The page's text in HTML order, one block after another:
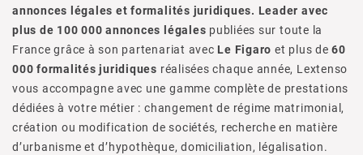
annonces légales et formalités juridiques. Leader avec
plus de 100 000 annonces
légales publiées sur toute la
France grâce à son partenariat avec Le Figaro et plus de60
000 formalités juridiques réalisées chaque année, Lextenso
vous accompagne avec une gamme complète de prestations
dédiées à votre métier : changement de régime matrimonial,
création ou modification de sociétés, recherche en matière
d’urbanisme et d’hypothèque, domiciliation, légalisation.